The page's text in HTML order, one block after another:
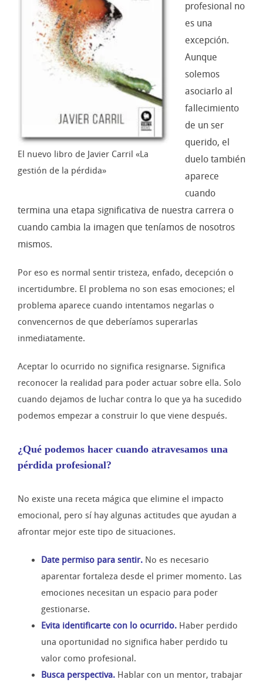
El nuevo libro de Javier Carril «La
gestión de la pérdida»
profesional no
es una
excepción.
Aunque
solemos
asociarlo al
fallecimiento
de un ser
querido, el
duelo también
aparece
cuando
termina una etapa significativa de nuestra carrera o
cuando cambia la imagen que teníamos de nosotros
mismos.
Por eso es normal sentir tristeza, enfado, decepción o
incertidumbre. El problema no son esas emociones; el
problema aparece cuando intentamos negarlas o
convencernos de que deberíamos superarlas
inmediatamente.
Aceptar lo ocurrido no significa resignarse. Significa
reconocer la realidad para poder actuar sobre ella. Solo
cuando dejamos de luchar contra lo que ya ha sucedido
podemos empezar a construir lo que viene después.
¿Qué podemos hacer cuando atravesamos una
pérdida profesional?
No existe una receta mágica que elimine el impacto
emocional, pero sí hay algunas actitudes que ayudan a
afrontar mejor este tipo de situaciones.
Date permiso para sentir. No es necesario
aparentar fortaleza desde el primer momento. Las
emociones necesitan un espacio para poder
gestionarse.
Evita identificarte con lo ocurrido. Haber perdido
una oportunidad no significa haber perdido tu
valor como profesional.
Busca perspectiva. Hablar con un mentor, trabajar